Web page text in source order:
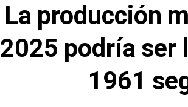
La producción
2025 podría ser
1961